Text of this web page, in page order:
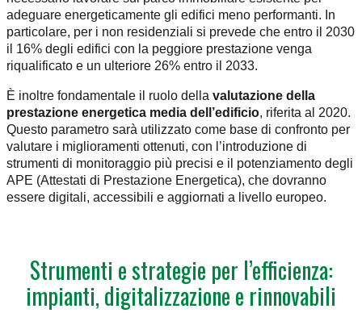
adeguare energeticamente gli edifici meno performanti. In
particolare, per i non residenziali si prevede che entro il 2030
il 16% degli edifici con la peggiore prestazione venga
riqualificato e un ulteriore 26% entro il 2033.
È inoltre fondamentale il ruolo della valutazione della
prestazione energetica media dell’edificio, riferita al 2020.
Questo parametro sarà utilizzato come base di confronto per
valutare i miglioramenti ottenuti, con l’introduzione di
strumenti di monitoraggio più precisi e il potenziamento degli
APE (Attestati di Prestazione Energetica), che dovranno
essere digitali, accessibili e aggiornati a livello europeo.
Strumenti e strategie per l’efficienza:
impianti, digitalizzazione e rinnovabili